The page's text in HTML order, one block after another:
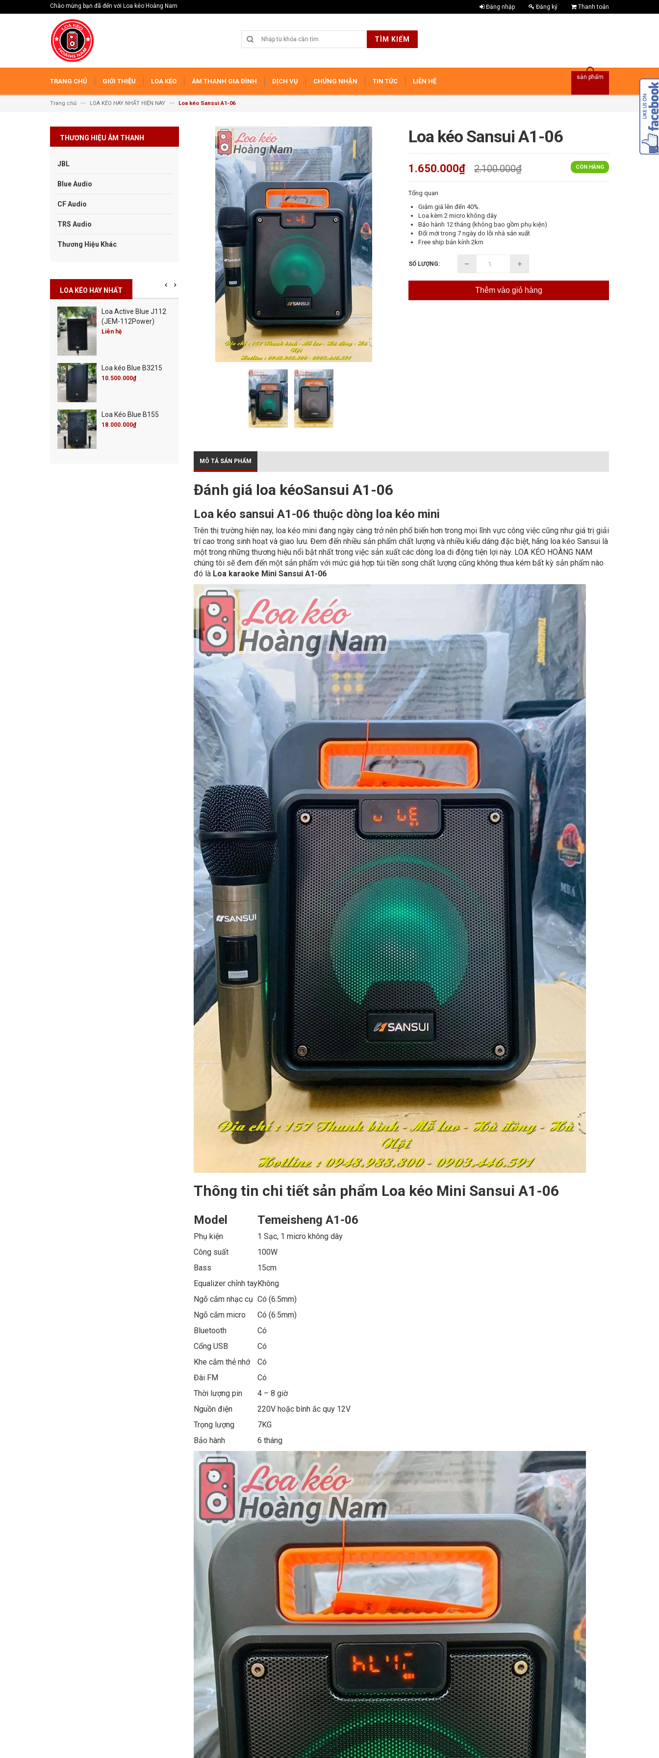
Chào mừng bạn đã đến với Loa kéo Hoàng Nam Đăng nhập Đăng ký Thanh toán
TÌM KIẾM
TRANG CHỦ GIỚI THIỆU LOA KÉO ÂM THANH GIA ĐÌNH DỊCH VỤ CHỨNG NHẬN TIN TỨC LIÊN HỆ
sản phẩm
Trang chủ LOA KÉO HAY NHẤT HIỆN NAY Loa kéo Sansui A1-06
Loa kéo Sansui A1-06
CÒN HÀNG
1.650.000₫ 2.100.000₫
Tổng quan
Giảm giá lên đến 40%.
Loa kèm 2 micro không dây
Bảo hành 12 tháng (không bao gồm phụ kiện)
Đổi mới trong 7 ngày do lỗi nhà sản xuất
Free ship bán kính 2km
SỐ LƯỢNG:
Thêm vào giỏ hàng
MÔ TẢ SẢN PHẨM
Đánh giá loa kéoSansui A1-06
Loa kéo sansui A1-06 thuộc dòng loa kéo mini
Trên thị trường hiện nay, loa kéo mini đang ngày càng trở nên phổ biến hơn trong mọi lĩnh vực công việc cũng như giá trị giải
trí cao trong sinh hoạt và giao lưu. Đem đến nhiều sản phẩm chất lượng và nhiều kiểu dáng đặc biệt, hãng loa kéo Sansui là
một trong những thương hiệu nổi bật nhất trong việc sản xuất các dòng loa di động tiện lợi này. LOA KÉO HOÀNG NAM
chúng tôi sẽ đem đến một sản phẩm với mức giá hợp túi tiền song chất lượng cũng không thua kém bất kỳ sản phẩm nào
đó là Loa karaoke Mini Sansui A1-06
Thông tin chi tiết sản phẩm Loa kéo Mini Sansui A1-06
Model Temeisheng A1-06
Phụ kiện
1 Sạc, 1 micro không dây
Công suất
100W
Bass
15cm
Equalizer chỉnh tayKhông
Ngõ cắm nhạc cụ Có (6.5mm)
Ngõ cắm micro
Có (6.5mm)
Bluetooth
Có
Cổng USB
Có
Khe cắm thẻ nhớ
Có
Đài FM
Có
Thời lượng pin
4 – 8 giờ
Nguồn điện
220V hoặc bình ắc quy 12V
Trọng lượng
7KG
Bảo hành
6 tháng
THƯƠNG HIỆU ÂM THANH
JBL
Blue Audio
CF Audio
TRS Audio
Thương Hiệu Khác
LOA KÉO HAY NHẤT
Loa Active Blue J112
(JEM-112Power)
Liên hệ
Loa kéo Blue B3215
10.500.000₫
Loa Kéo Blue B155
18.000.000₫